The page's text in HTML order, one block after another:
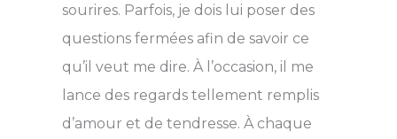
sourires. Parfois, je dois lui poser des
questions fermées afin de savoir ce
qu’il veut me dire. À l’occasion, il me
lance des regards tellement remplis
d’amour et de tendresse. À chaque